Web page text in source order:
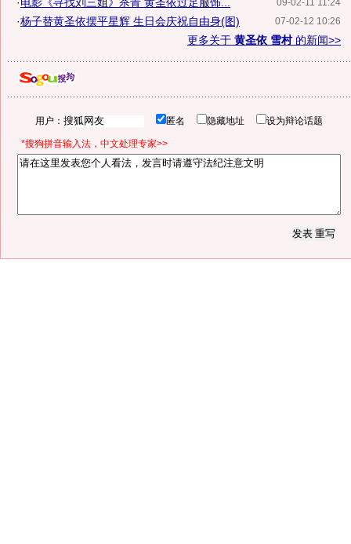
09-02-11 11:24
07-02-12 10:26
·杨子替黄圣依摆平星辉 生日会庆祝自由身(图)
更多关于 黄圣依 雪村的新闻>>
用户： 匿名 隐藏地址 设为辩论话题
*搜狗拼音输入法，中文处理专家>>